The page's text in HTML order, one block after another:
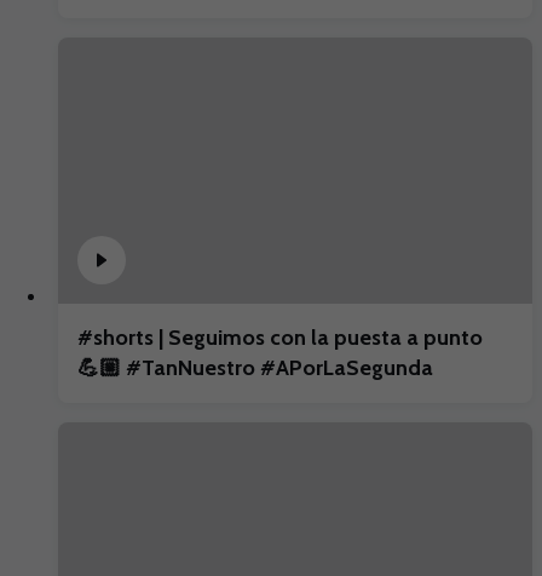
#shorts | Seguimos con la puesta a punto
💪🏼 #TanNuestro #APorLaSegunda